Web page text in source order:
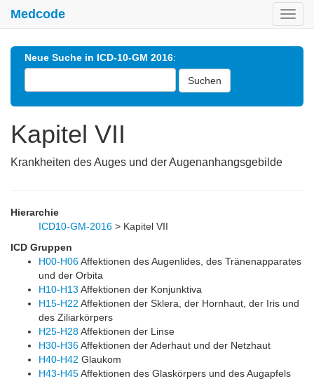
Medcode
Neue Suche in ICD-10-GM 2016:
Suchen
Kapitel VII
Krankheiten des Auges und der Augenanhangsgebilde
Hierarchie
ICD10-GM-2016 > Kapitel VII
ICD Gruppen
H00-H06Affektionen des Augenlides, des Tränenapparates
und der Orbita
H10-H13 Affektionen der Konjunktiva
H15-H22 Affektionen der Sklera, der Hornhaut, der Iris und
des Ziliarkörpers
H25-H28Affektionen der Linse
H30-H36Affektionen der Aderhaut und der Netzhaut
H40-H42 Glaukom
H43-H45Affektionen des Glaskörpers und des Augapfels